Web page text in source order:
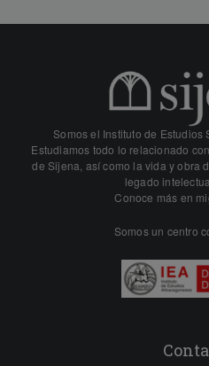
Somos el Instituto de Estudios
Estudiamos todo lo relacionado
de Sijena, así como la vida y obra
legado
Conoce más en
Somos un centro